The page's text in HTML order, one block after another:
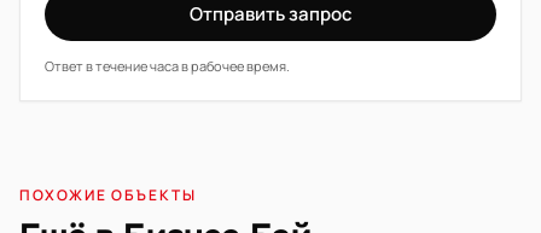
Отправить запрос
Ответ в течение часа в рабочее время.
ПОХОЖИЕ ОБЪЕКТЫ